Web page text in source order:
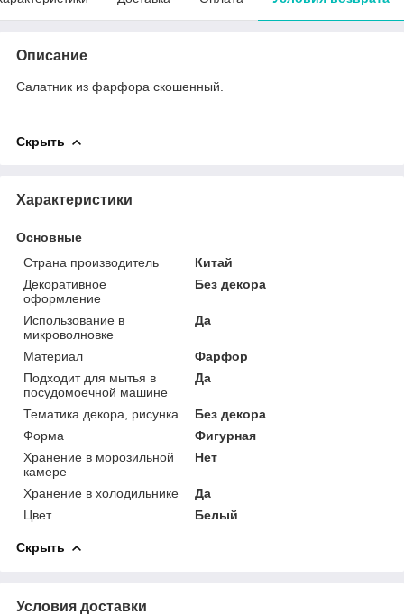
Описание
Салатник из фарфора скошенный.
Скрыть
Характеристики
Основные
Страна производитель
Китай
Декоративное
оформление
Без декора
Использование в
микроволновке
Да
Материал
Фарфор
Подходит для мытья в
посудомоечной машине
Да
Тематика декора, рисунка
Без декора
Форма
Фигурная
Хранение в морозильной
камере
Нет
Хранение в холодильнике
Да
Цвет
Белый
Скрыть
Условия доставки